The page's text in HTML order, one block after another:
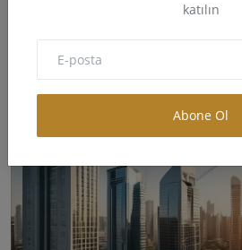
katılın
Abone Ol
Samsun Kent Bilgisi, Coğrafi